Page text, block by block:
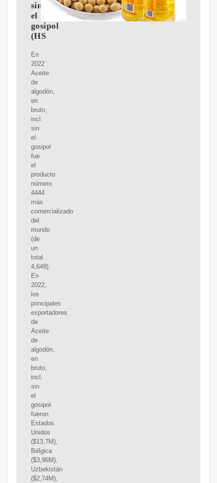
sin
el
gosipol
(HS
En
2022
Aceite
de
algodón,
en
bruto,
incl.
sin
el
gosipol
fue
el
producto
número
4444
más
comercializado
del
mundo
(de
un
total
4,648).
En
2022,
los
principales
exportadores
de
Aceite
de
algodón,
en
bruto,
incl.
sin
el
gosipol
fueron
Estados
Unidos
($13,7M),
Bélgica
($3,96M),
Uzbekistán
($2,74M),